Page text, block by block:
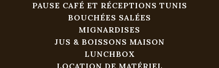
PAUSE CAFÉ ET RÉCEPTIONS TUNIS
BOUCHÉES SALÉES
MIGNARDISES
JUS & BOISSONS MAISON
LUNCHBOX
LOCATION DE MATÉRIEL